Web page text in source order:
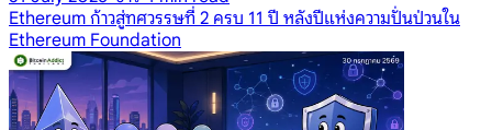
Ethereum ก้าวสู่ทศวรรษที่ 2 ครบ 11 ปี หลังปีแห่งความปั่นป่วนใน
Ethereum Foundation